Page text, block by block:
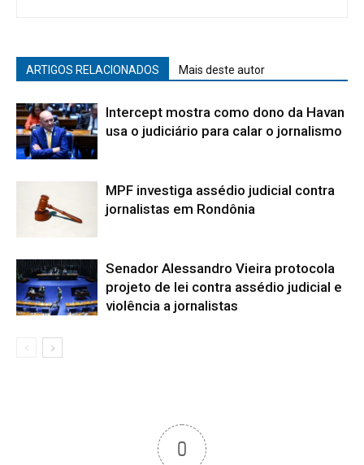
ARTIGOS RELACIONADOS Mais deste autor
Intercept mostra como dono da Havan
usa o judiciário para calar o jornalismo
MPF investiga assédio judicial contra
jornalistas em Rondônia
Senador Alessandro Vieira protocola
projeto de lei contra assédio judicial e
violência a jornalistas
0